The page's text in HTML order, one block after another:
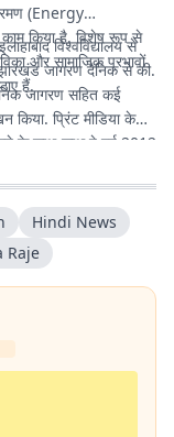
(Energy
किया है. विशेष रूप से
और सामाजिक प्रभावों
हैं.
विश्वविद्यालय से
जागरण दैनिक से की.
जागरण सहित कई
किया. प्रिंट मीडिया के
के साथ-साथ वे वर्ष 2012
Hindi News
Raje